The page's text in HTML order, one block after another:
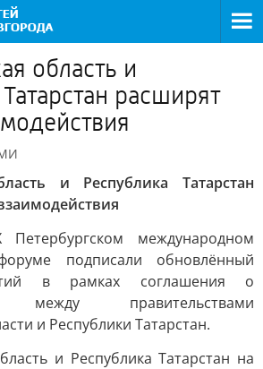
область и
расширят
и Республика Татарстан
Петербургском международном
подписали обновлённый
в рамках соглашения о
между правительствами
и Республики Татарстан.
и Республика Татарстан на